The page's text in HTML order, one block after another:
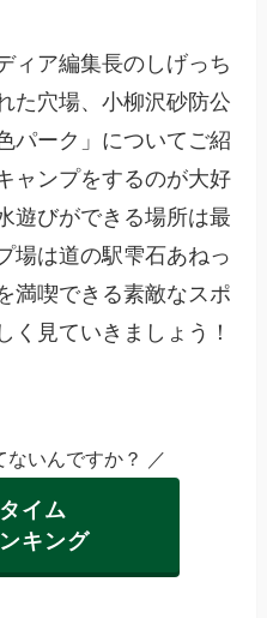
ィア編集長のしげっち
た穴場、小柳沢砂防公
パーク」についてご紹
ャンプをするのが大好
遊びができる場所は最
場は道の駅雫石あねっ
満喫できる素敵なスポ
く見ていきましょう！
いんですか？ ／
イム
キング